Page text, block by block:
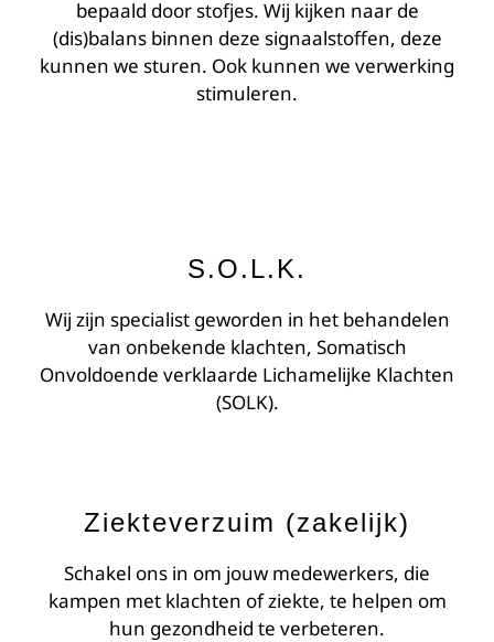
bepaald door stofjes. Wij kijken naar de
(dis)balans binnen deze signaalstoffen, deze
kunnen we sturen. Ook kunnen we verwerking
stimuleren.
S.O.L.K.
Wij zijn specialist geworden in het behandelen
van onbekende klachten, Somatisch
Onvoldoende verklaarde Lichamelijke Klachten
(SOLK).
Ziekteverzuim (zakelijk)
Schakel ons in om jouw medewerkers, die
kampen met klachten of ziekte, te helpen om
hun gezondheid te verbeteren.